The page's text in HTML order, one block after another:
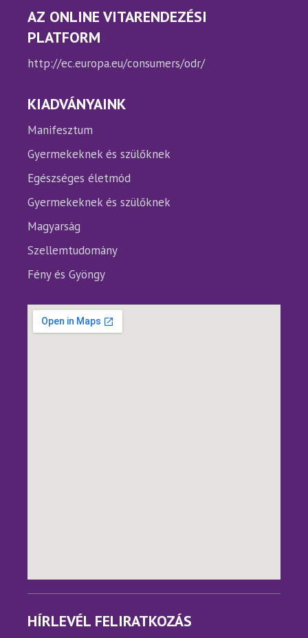
AZ ONLINE VITARENDEZÉSI
PLATFORM
http://ec.europa.eu/consumers/odr/
KIADVÁNYAINK
Manifesztum
Gyermekeknek és szülőknek
Egészséges életmód
Gyermekeknek és szülőknek
Magyarság
Szellemtudomány
Fény és Gyöngy
HÍRLEVÉL FELIRATKOZÁS